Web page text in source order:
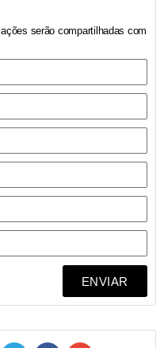
serão compartilhadas com
ENVIAR